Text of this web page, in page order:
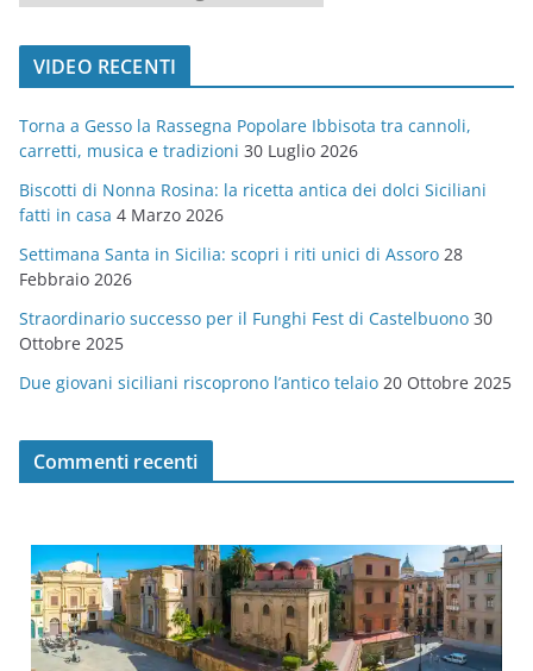
a
t
o
r
i
e
VIDEO RECENTI
Torna a Gesso la Rassegna Popolare Ibbisota tra cannoli,
carretti, musica e tradizioni 30 Luglio 2026
Biscotti di Nonna Rosina: la ricetta antica dei dolci Siciliani
fatti in casa 4 Marzo 2026
Settimana Santa in Sicilia: scopri i riti unici di Assoro 28
Febbraio 2026
Straordinario successo per il Funghi Fest di Castelbuono 30
Ottobre 2025
Due giovani siciliani riscoprono l’antico telaio 20 Ottobre 2025
Commenti recenti